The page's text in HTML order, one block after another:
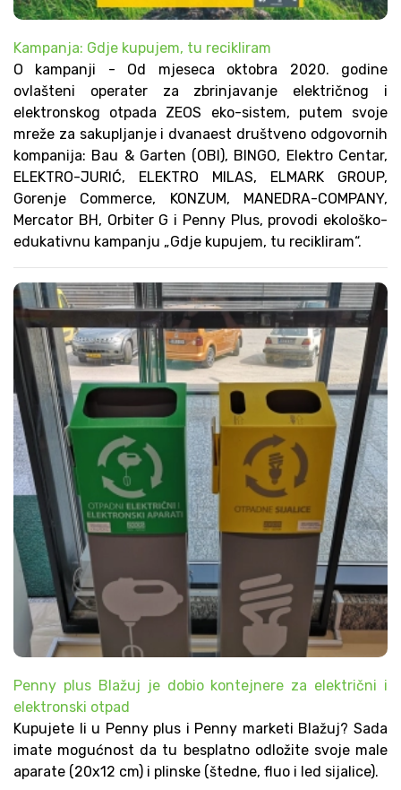
Kampanja: Gdje kupujem, tu recikliram
O kampanji - Od mjeseca oktobra 2020. godine
ovlašteni operater za zbrinjavanje električnog i
elektronskog otpada ZEOS eko-sistem, putem svoje
mreže za sakupljanje i dvanaest društveno odgovornih
kompanija: Bau & Garten (OBI), BINGO, Elektro Centar,
ELEKTRO-JURIĆ, ELEKTRO MILAS, ELMARK GROUP,
Gorenje Commerce, KONZUM, MANEDRA-COMPANY,
Mercator BH, Orbiter G i Penny Plus, provodi ekološko-
edukativnu kampanju „Gdje kupujem, tu recikliram“.
Penny plus Blažuj je dobio kontejnere za električni i
elektronski otpad
Kupujete li u Penny plus i Penny marketi Blažuj? Sada
imate mogućnost da tu besplatno odložite svoje male
aparate (20x12 cm) i plinske (štedne, fluo i led sijalice).